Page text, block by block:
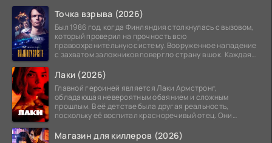
Точка взрыва (2026)
Был 1986 год, когда Финляндия столкнулась с вызовом,
который проверил на прочность всю
правоохранительную систему. Вооруженное нападение
с захватом заложников повергло страну в шок. Каждая
Лаки (2026)
Главной героиней является Лаки Армстронг,
обладающая невероятным обаянием и сложным
прошлым. В её детстве была другая реальность,
поскольку её воспитал красноречивый отец. Они
Магазин для киллеров (2026)